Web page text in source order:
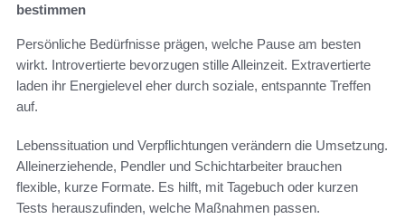
bestimmen
Persönliche Bedürfnisse prägen, welche Pause am besten
wirkt. Introvertierte bevorzugen stille Alleinzeit. Extravertierte
laden ihr Energielevel eher durch soziale, entspannte Treffen
auf.
Lebenssituation und Verpflichtungen verändern die Umsetzung.
Alleinerziehende, Pendler und Schichtarbeiter brauchen
flexible, kurze Formate. Es hilft, mit Tagebuch oder kurzen
Tests herauszufinden, welche Maßnahmen passen.